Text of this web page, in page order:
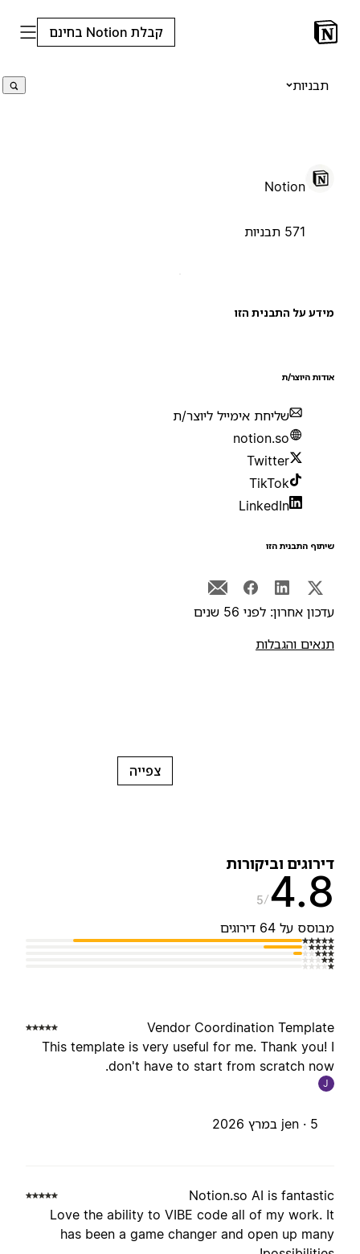
קבלת Notion בחינם
תבניות
Notion
על התבנית הזו
היוצר/ת
שליחת אימייל ליוצר/ת
notion.so
Twitter
TikTok
LinkedIn
התבנית הזו
אחרון: לפני 56 שנים
והגבלות
צפייה
וביקורות
5
על 64 דירוגים
Vendor Coordination
This template is very useful for me. Thank you!
don't have to start from scratch
jen ·
Notion.so AI is
Love the ability to VIBE code all of my work.
has been a game changer and open up